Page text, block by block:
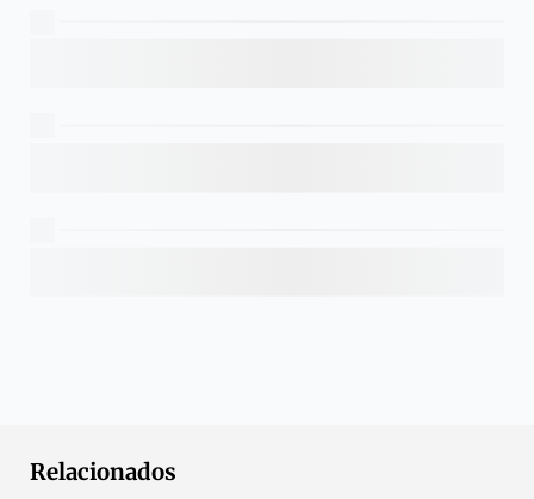
Relacionados